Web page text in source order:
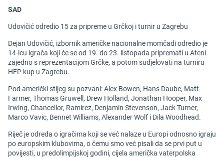
SAD
Udovičić odredio 15 za pripreme u Grčkoj i turnir u Zagrebu
Dejan Udovičić, izbornik američke nacionalne momčadi odredio je
14-icu igrača koji će se od 19. do 23. listopada pripremati u Ateni
zajedno s reprezentacijom Grčke, a potom sudjelovati na turniru
HEP kup u Zagrebu.
Pod američki stijeg su pozvani: Alex Bowen, Hans Daube, Matt
Farmer, Thomas Gruwell, Drew Holland, Jonathan Hooper, Max
Irwing, Chancellor, Ramirez, Denjamin Stevenson, Jack Turner,
Marco Vavic, Bennet Williams, Alexander Wolf i Dila Woodhead.
Riječ je odreda o igračima koji se već nalaze u Europi odnosno igraju
po europskim klubovima, o čemu smo već pisali da se prvi put u
povijesti, u predolimpijskoj godini, cijela američka vaterpolska